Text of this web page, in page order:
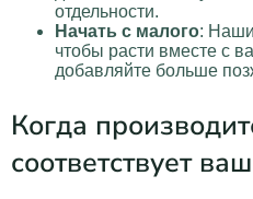
отдельности.
Начать с малого:
чтобы расти вместе с
добавляйте больше
Когда
соответствует